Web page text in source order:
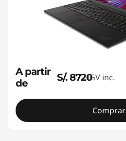
A partir
de
S/. 8720IGV inc.
Comprar